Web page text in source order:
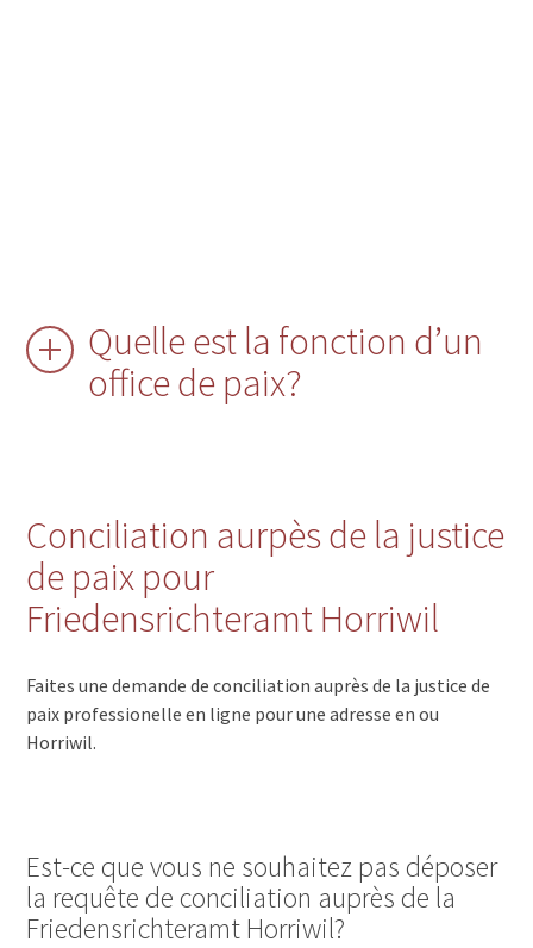
Quelle est la fonction d’un
office de paix?
Conciliation aurpès de la justice
de paix pour
Friedensrichteramt Horriwil
Faites une demande de conciliation auprès de la justice de
paix professionelle en ligne pour une adresse en ou
Horriwil.
Est-ce que vous ne souhaitez pas déposer
la requête de conciliation auprès de la
Friedensrichteramt Horriwil?